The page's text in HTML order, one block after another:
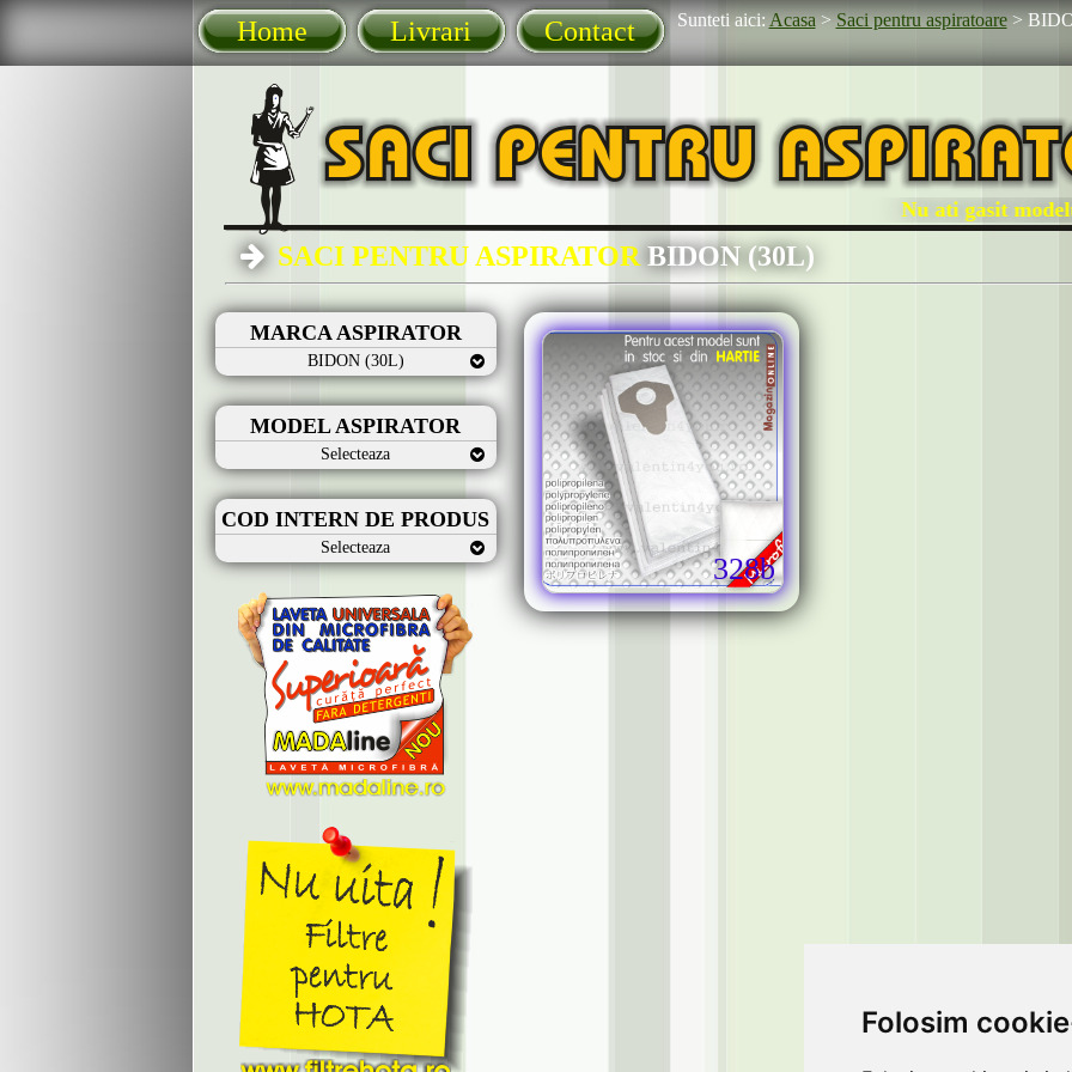
Folosim
Home Livrari Contact Sunteti aici: Acasa > Saci pentru aspiratoare>
Nu ati gasit
SACI PENTRU ASPIRATOR BIDON (30L)
MARCA ASPIRATOR
BIDON (30L)
MODEL ASPIRATOR
Selecteaza
COD INTERN DE PRODUS
Selecteaza
328b